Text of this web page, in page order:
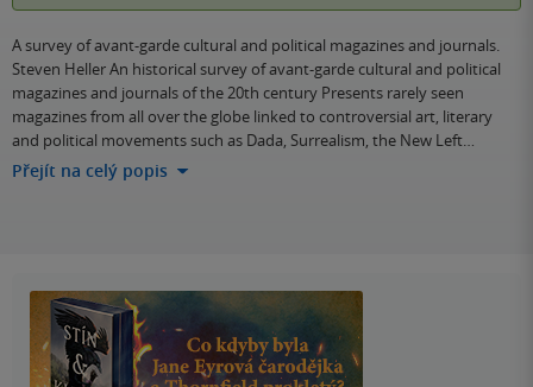
A survey of avant-garde cultural and political magazines and journals.
Steven Heller An historical survey of avant-garde cultural and political
magazines and journals of the 20th century Presents rarely seen
magazines from all over the globe linked to controversial art, literary
and political movements such as Dada, Surrealism, the New Left…
Přejít na celý popis